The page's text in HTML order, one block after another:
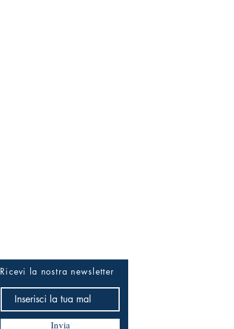
Ricevi la nostra newsletter
Invia